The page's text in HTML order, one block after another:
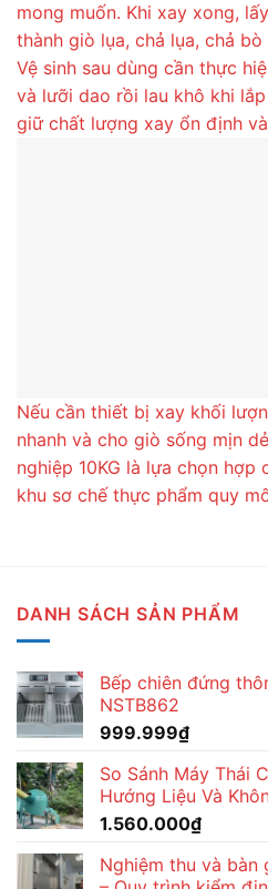
mong muốn. Khi xay xong,
thành giò lụa, chả lụa, chả
Vệ sinh sau dùng cần thực
và lưỡi dao rồi lau khô khi
giữ chất lượng xay ổn định
Nếu cần thiết bị xay khối
nhanh và cho giò sống mịn
nghiệp 10KG là lựa chọn hợp
khu sơ chế thực phẩm quy
DANH SÁCH SẢN PHẨM
Bếp chiên đứng
NSTB862
999.999₫
So Sánh Máy Thái
Hướng Liệu Và
1.560.000₫
Nghiệm thu và bàn